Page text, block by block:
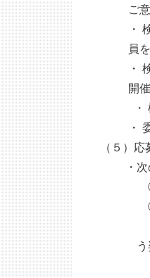
ご意見
・ 検討
員をあ
・ 検討
開催し
・ 検討
・ 委員
（５）
・次の
① 委
② 琵琶
琵琶湖
う姿や